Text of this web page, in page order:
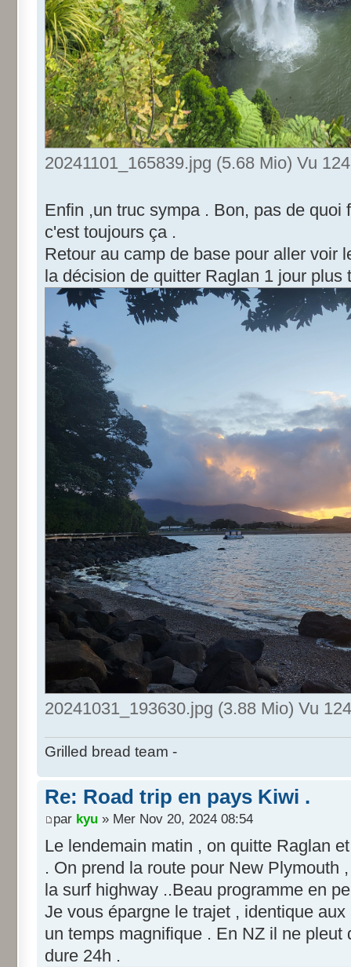
20241101_165839.jpg (5.68 Mio) Vu
Enfin ,un truc sympa . Bon, pas de quoi
c'est toujours ça .
Retour au camp de base pour aller voir
la décision de quitter Raglan 1 jour plus
20241031_193630.jpg (3.88 Mio) Vu
Grilled bread team -
Re: Road trip en pays Kiwi .
par kyu » Mer Nov 20, 2024 08:54
Le lendemain matin , on quitte Raglan
. On prend la route pour New Plymouth
la surf highway ..Beau programme en
Je vous épargne le trajet , identique
un temps magnifique . En NZ il ne pleut
dure 24h .